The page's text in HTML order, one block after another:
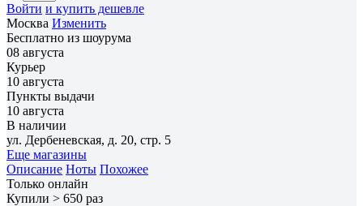
Войти и купить дешевле
Москва Изменить
Бесплатно из шоурума
08 августа
Курьер
10 августа
Пункты выдачи
10 августа
В наличии
ул. Дербеневская, д. 20, стр. 5
Еще магазины
Описание Ноты Похожее
Только онлайн
Купили > 650 раз